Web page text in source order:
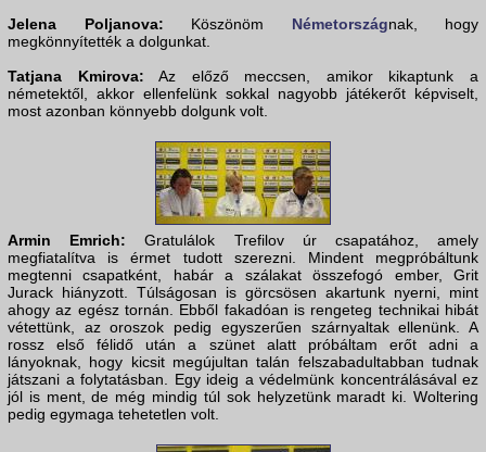
Jelena Poljanova: Köszönöm Németországnak, hogy
megkönnyítették a dolgunkat.
Tatjana Kmirova: Az előző meccsen, amikor kikaptunk a
németektől, akkor ellenfelünk sokkal nagyobb játékerőt képviselt,
most azonban könnyebb dolgunk volt.
Armin Emrich: Gratulálok Trefilov úr csapatához, amely
megfiatalítva is érmet tudott szerezni. Mindent megpróbáltunk
megtenni csapatként, habár a szálakat összefogó ember, Grit
Jurack hiányzott. Túlságosan is görcsösen akartunk nyerni, mint
ahogy az egész tornán. Ebből fakadóan is rengeteg technikai hibát
vétettünk, az oroszok pedig egyszerűen szárnyaltak ellenünk. A
rossz első félidő után a szünet alatt próbáltam erőt adni a
lányoknak, hogy kicsit megújultan talán felszabadultabban tudnak
játszani a folytatásban. Egy ideig a védelmünk koncentrálásával ez
jól is ment, de még mindig túl sok helyzetünk maradt ki. Woltering
pedig egymaga tehetetlen volt.